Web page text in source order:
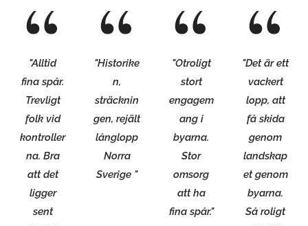
genomföra
loppet på ett
"Alltid
fina spår.
Trevligt
folk vid
kontroller
na. Bra
att det
ligger
sent
"Historike
n,
sträcknin
gen, rejält
långlopp
Norra
Sverige "
"Otroligt
stort
engagem
ang i
byarna.
Stor
omsorg
att ha
fina spår."
"Det är ett
vackert
lopp, att
få skida
genom
landskap
et genom
byarna.
Så roligt